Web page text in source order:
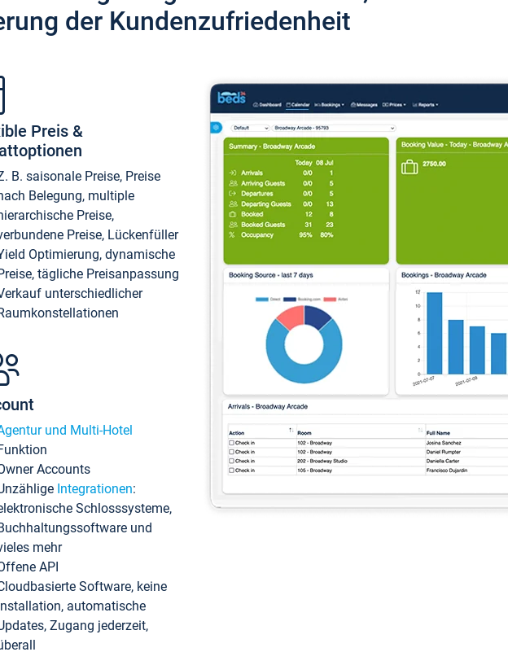
der Kundenzufriedenheit
Preis &
B. saisonale Preise, Preise
Belegung, multiple
Preise,
Preise, Lückenfüller
Optimierung, dynamische
tägliche Preisanpassung
unterschiedlicher
und Multi-Hotel
Accounts
Integrationen:
Schlosssysteme,
und
mehr
API
Software, keine
automatische
Zugang jederzeit,